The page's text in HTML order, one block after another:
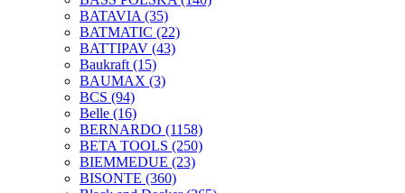
BATAVIA (35)
BATMATIC (22)
BATTIPAV (43)
Baukraft (15)
BAUMAX (3)
BCS (94)
Belle (16)
BERNARDO (1158)
BETA TOOLS (250)
BIEMMEDUE (23)
BISONTE (360)